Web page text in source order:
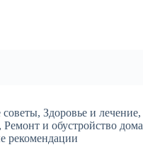
, Здоровье и лечение,
, Ремонт и обустройство дома
рекомендации